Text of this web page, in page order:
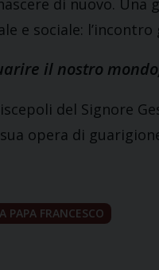
di nuovo.
e sociale: l’incontro
il nostro
del Signore
opera di
PAPA FRANCESCO